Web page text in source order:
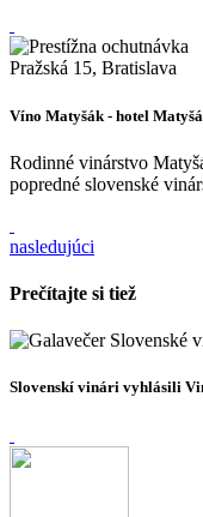
Pražská 15, Bratislava
Víno Matyšák - hotel
Rodinné vinárstvo
popredné slovenské
nasledujúci
Prečítajte si tiež
Slovenskí vinári vyhlásili